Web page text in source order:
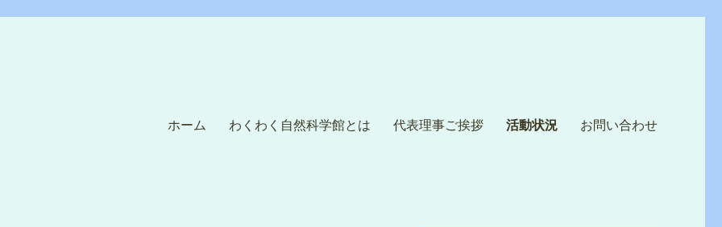
ホーム わくわく自然科学館とは 代表理事ご挨拶 活動状況 お問い合わせ